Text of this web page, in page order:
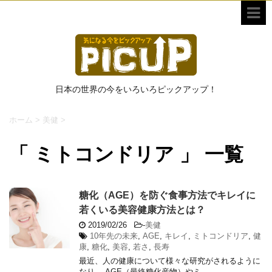
日本の世界の今をいろいろピックアップ！
ホーム > 美健 >
「 ミトコンドリア 」 一覧
糖化（AGE）を防ぐ食事方法でキレイに
若くいる美容健康方法とは？
2019/02/26 -美健
10年先の未来 AGE キレイ ミトコンドリア 健
康 糖化 美容 若さ
長寿
最近、人の健康について様々な研究がされるように